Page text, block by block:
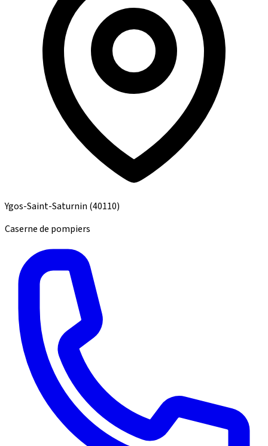
Ygos-Saint-Saturnin (40110)
Caserne de pompiers